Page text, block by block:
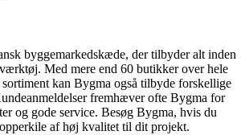
byggemarkedskæde, der tilbyder alt inden
Med mere end 60 butikker over hele
kan Bygma også tilbyde forskellige
fremhæver ofte Bygma for
og gode service. Besøg Bygma, hvis du
af høj kvalitet til dit projekt.